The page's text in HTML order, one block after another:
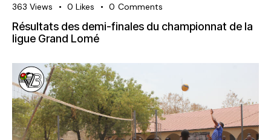
363 Views 0 Likes 0 Comments
Résultats des demi-finales du championnat de la
ligue Grand Lomé